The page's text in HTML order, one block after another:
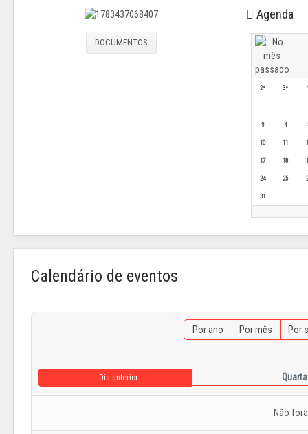
DOCUMENTOS
Agenda
2ª 3ª
3 4
10 11
17 18
24 25
31
Calendário de eventos
Por ano Por mês Por
Dia anterior
Não